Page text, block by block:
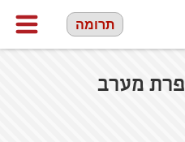
תרומה
פרת מערב